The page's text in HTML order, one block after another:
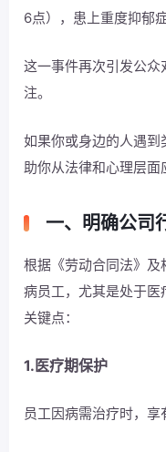
6点），患上重度抑郁
这一事件再次引发公
注。
如果你或身边的人遇
助你从法律和心理层面
一、明确公司
根据《劳动合同法》
病员工，尤其是处于
关键点：
1.医疗期保护
员工因病需治疗时，享